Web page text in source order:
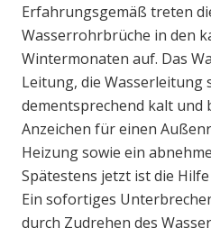
Erfahrungsgemäß treten
Wasserrohrbrüche in den
Wintermonaten auf. Das
Leitung, die Wasserleitung
dementsprechend kalt und
Anzeichen für einen
Heizung sowie ein
Spätestens jetzt ist die
Ein sofortiges
durch Zudrehen des